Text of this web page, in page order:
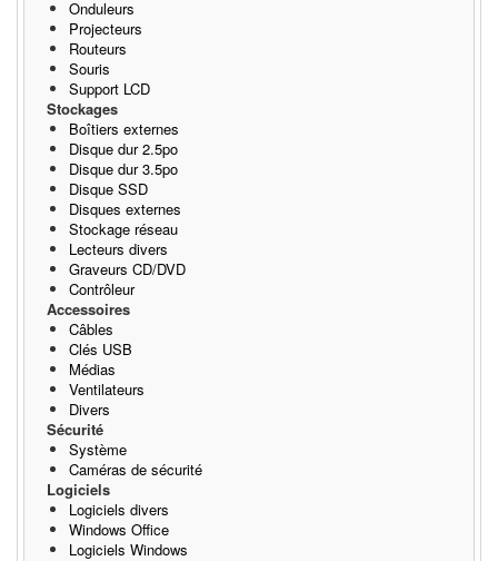
Onduleurs
Projecteurs
Routeurs
Souris
Support LCD
Stockages
Boîtiers externes
Disque dur 2.5po
Disque dur 3.5po
Disque SSD
Disques externes
Stockage réseau
Lecteurs divers
Graveurs CD/DVD
Contrôleur
Accessoires
Câbles
Clés USB
Médias
Ventilateurs
Divers
Sécurité
Système
Caméras de sécurité
Logiciels
Logiciels divers
Windows Office
Logiciels Windows